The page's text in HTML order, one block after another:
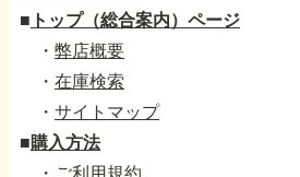
■ トップ（総合案内）ページ
・ 弊店概要
・ 在庫検索
・ サイトマップ
■購入方法
・ ご利用規約